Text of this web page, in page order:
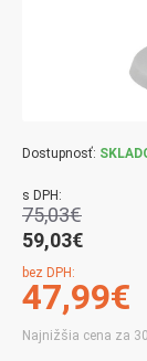
Dostupnosť:
s DPH:
59,03€
75,03€
bez DPH:
47,99€
Najnižšia cena za